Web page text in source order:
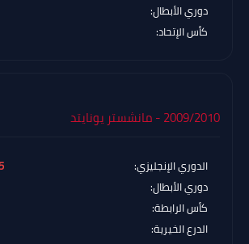
دوري الأبطال:
كأس الإتحاد:
2009/2010 - مانشستر يونايتد
الدوري الإنجليزي:
دوري الأبطال:
كأس الرابطة:
الدرع الخيرية: